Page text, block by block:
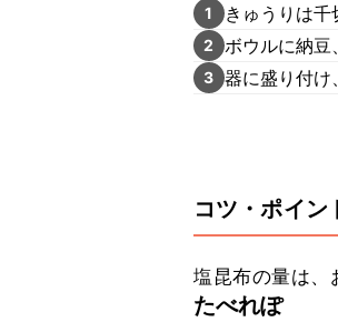
1 きゅうりは千
2 ボウルに納豆
3 器に盛り付け
コツ・ポイン
塩昆布の量は、
たべれぽ